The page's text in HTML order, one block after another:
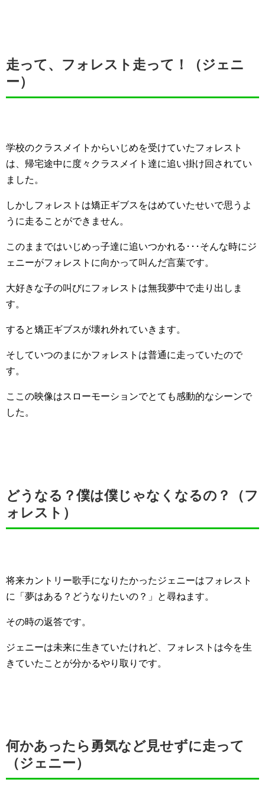
走って、フォレスト走って！（ジェニ
ー）
学校のクラスメイトからいじめを受けていたフォレスト
は、帰宅途中に度々クラスメイト達に追い掛け回されてい
ました。
しかしフォレストは矯正ギブスをはめていたせいで思うよ
うに走ることができません。
このままではいじめっ子達に追いつかれる･･･そんな時にジ
ェニーがフォレストに向かって叫んだ言葉です。
大好きな子の叫びにフォレストは無我夢中で走り出しま
す。
すると矯正ギブスが壊れ外れていきます。
そしていつのまにかフォレストは普通に走っていたので
す。
ここの映像はスローモーションでとても感動的なシーンで
した。
どうなる？僕は僕じゃなくなるの？（フ
ォレスト）
将来カントリー歌手になりたかったジェニーはフォレスト
に「夢はある？どうなりたいの？」と尋ねます。
その時の返答です。
ジェニーは未来に生きていたけれど、フォレストは今を生
きていたことが分かるやり取りです。
何かあったら勇気など見せずに走って
（ジェニー）